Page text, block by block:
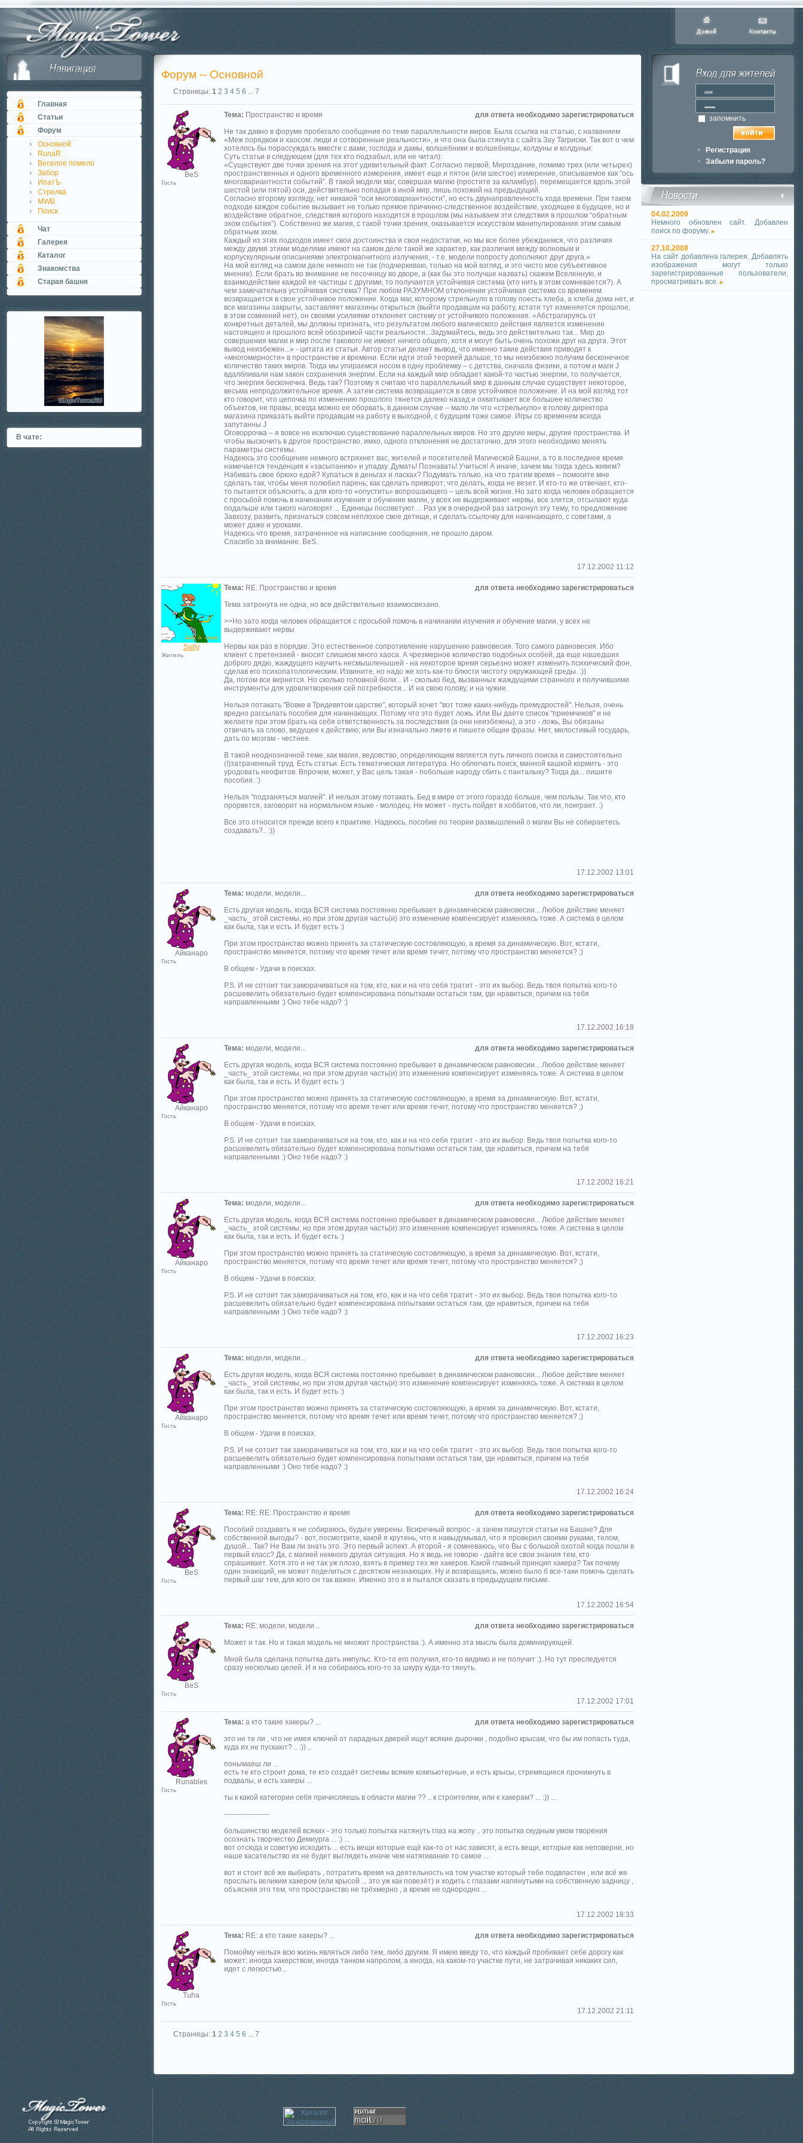
Главная
Статьи
Форум
Основной
RunaR
Веселое помело
Забор
ИпатЪ
Стрелка
MWB
Поиск
Чат
Галерея
Каталог
Знакомства
Старая башня
В чате:
Форум -- Основной
Страницы: 1 2 3 4 5 6 ... 7
BeS
Гость
Тема: Пространство и время
для ответа необходимо зарегистрироваться
Не так давно в форуме пробегало сообщение по теме параллельности миров. Была ссылка на статью, с названием
«Меж порядком и хаосом: люди и сотворенные реальности», и что она была стянута с сайта Зау Тагриски. Так вот о чем
хотелось бы порассуждать вместе с вами, господа и дамы, волшебники и волшебницы, колдуны и колдуньи:
Суть статьи в следующем (для тех кто подзабыл, или не читал):
«Существуют две точки зрения на этот удивительный факт. Согласно первой, Мироздание, помимо трех (или четырех)
пространственных и одного временного измерения, имеет еще и пятое (или шестое) измерение, описываемое как “ось
многовариантности событий”. В такой модели маг, совершая магию (простите за каламбур), перемещается вдоль этой
шестой (или пятой) оси, действительно попадая в иной мир, лишь похожий на предыдущий.
Согласно второму взгляду, нет никакой “оси многовариантности”, но есть двунаправленность хода времени. При таком
подходе каждое событие вызывает не только прямое причинно-следственное воздействие, уходящее в будущее, но и
воздействие обратное, следствия которого находятся в прошлом (мы называем эти следствия в прошлом “обратным
эхом события”). Собственно же магия, с такой точки зрения, оказывается искусством манипулирования этим самым
обратным эхом.
Каждый из этих подходов имеет свои достоинства и свои недостатки, но мы все более убеждаемся, что различия
между двумя этими моделями имеют на самом деле такой же характер, как различия между волновым и
корпускулярным описаниями электромагнитного излучения, - т.е. модели попросту дополняют друг друга.»
На мой взгляд на самом деле немного не так (подчеркиваю, только на мой взгляд, и это чисто мое субъективное
мнение). Если брать во внимание не песочницу во дворе, а (как бы это получше назвать) скажем Вселенную, и
взаимодействие каждой ее частицы с другими, то получается устойчивая система (кто нить в этом сомневается?). А
чем замечательна устойчивая система? При любом РАЗУМНОМ отклонении устойчивая система со временем
возвращается в свое устойчивое положение. Когда маг, которому стрельнуло в голову поесть хлеба, а хлеба дома нет, и
все магазины закрыты, заставляет магазины открыться (выйти продавцам на работу, кстати тут изменяется прошлое,
в этом сомнений нет), он своими усилиями отклоняет систему от устойчивого положения. «Абстрагируясь от
конкретных деталей, мы должны признать, что результатом любого магического действия является изменение
настоящего и прошлого всей обозримой части реальности...Задумайтесь, ведь это действительно так... Мир до
совершения магии и мир после такового не имеют ничего общего, хотя и могут быть очень похожи друг на друга. Этот
вывод неизбежен...» - цитата из статьи. Автор статьи делает вывод, что именно такие действия приводят к
«многомирности» в пространстве и времени. Если идти этой теорией дальше, то мы неизбежно получим бесконечное
количество таких миров. Тогда мы упираемся носом в одну проблемку – с детства, сначала физики, а потом и маги J
вдалбливали нам закон сохранения энергии. Если на каждый мир обладает какой-то частью энергии, то получается,
что энергия бесконечна. Ведь так? Поэтому я считаю что параллельный мир в данным случае существует некоторое,
весьма непродолжительное время. А затем система возвращается в свое устойчивое положение. И на мой взгляд тот
кто говорит, что цепочка по изменению прошлого тянется далеко назад и охватывает все большее количество
объектов, не правы, всегда можно ее оборвать, в данном случае – мало ли что «стрельнуло» в голову директора
магазина приказать выйти продавцам на работу в выходной, с будущим тоже самое. Игры со временем всегда
запутанны J
Оговоррочка – я вовсе не исключаю существование параллельных миров. Но это другие миры, другие пространства. И
чтобы выскочить в другое пространство, имхо, одного отклонения не достаточно, для этого необходимо менять
параметры системы.
Надеюсь это сообщение немного встряхнет вас, жителей и посетителей Магической Башни, а то в последнее время
намечается тенденция к «засыпанию» и упадку. Думать! Познавать! Учиться! А иначе, зачем мы тогда здесь живем?
Набивать свое брюхо едой? Купаться в деньгах и ласках? Подумать только, на что тратим время – помогите мне
сделать так, чтобы меня полюбил парень; как сделать приворот; что делать, когда не везет. И кто-то же отвечает, кто-
то пытается объяснить, а для кого-то «опустить» вопрошающего – цель всей жизни. Но зато когда человек обращается
с просьбой помочь в начинании изучения и обучение магии, у всех не выдерживают нервы, все злятся, отсылают куда
подальше или такого наговорят… Единицы посоветуют… Раз уж в очередной раз затронул эту тему, то предложение
Завхозу, развить, признаться совсем неплохое свое детище, и сделать ссылочку для начинающего, с советами, а
может даже и уроками.
Надеюсь что время, затраченное на написание сообщения, не прошло даром.
Спасибо за внимание. BeS.
17.12.2002 11:12
Sally
Житель
Тема: RE: Пространство и время
для ответа необходимо зарегистрироваться
Тема затронута не одна, но все действительно взаимосвязано.
>>Но зато когда человек обращается с просьбой помочь в начинании изучения и обучение магии, у всех не
выдерживают нервы
Нервы как раз в порядке. Это естественное сопротивление нарушению равновесия. Того самого равновесия. Ибо
клиент с претензией - вносит слишком много хаоса. А чрезмерное количество подобных особей, да еще нашедших
доброго дядю, жаждущего научить несмышленышей - на некоторое время серьезно может изменить психический фон,
сделав его психопатологическим. Извините, но надо же хоть как-то блюсти чистоту окружающей среды. :))
Да, потом все вернется. Но сколько головной боли... И - сколько бед, вызванных жаждущими странного и получившими
инструменты для удовлетворения сей потребности... И на свою голову, и на чужие.
Нельзя потакать "Вовке в Тридевятом царстве", который хочет "вот тоже каких-нибудь премудростей". Нельзя, очень
вредно рассылать пособия для начинающих. Потому что это будет ложь. Или Вы даете список "приемчиков" и не
желаете при этом брать на себя ответственность за последствия (а они неизбежны), а это - ложь, Вы обязаны
отвечать за слово, ведущее к действию; или Вы изначально лжете и пишете общие фразы. Нет, милостивый государь,
дать по мозгам - честнее.
В такой неоднозначной теме, как магия, ведовство, определяющим является путь личного поиска и самостоятельно
(!)затраченный труд. Есть статьи. Есть тематическая литература. Но облегчать поиск, манной кашкой кормить - это
уродовать неофитов. Впрочем, может, у Вас цель такая - побольше народу сбить с панталыку? Тогда да... пишите
пособия. :)
Нельзя "подзаняться магией". И нельзя этому потакать. Бед в мире от этого гораздо больше, чем пользы. Так что, кто
прорвется, заговорит на нормальном языке - молодец. Не может - пусть пойдет в хоббитов, что ли, поиграет. :)
Все это относится прежде всего к практике. Надеюсь, пособие по теории размышлений о магии Вы не собираетесь
создавать?.. :))
17.12.2002 13:01
Айканаро
Гость
Тема: модели, модели...
для ответа необходимо зарегистрироваться
Есть другая модель, когда ВСЯ система постоянно пребывает в динамическом равновесии... Любое действие меняет
_часть_ этой системы, но при этом другая часть(и) это изменение компенсирует изменяясь тоже. А система в целом
как была, так и есть. И будет есть :)
При этом пространство можно принять за статическую состовляющую, а время за динамическую. Вот, кстати,
пространство меняется, потому что время течет или время течет, потому что пространство меняется? ;)
В общем - Удачи в поисках.
P.S. И не сотоит так заморачиваться на том, кто, как и на что себя тратит - это их выбор. Ведь твоя попытка кого-то
расшевелить обязательно будет компенсирована попытками остаться там, где нравиться, причем на тебя
направленными :) Оно тебе надо? :)
17.12.2002 16:18
Айканаро
Гость
Тема: модели, модели...
для ответа необходимо зарегистрироваться
Есть другая модель, когда ВСЯ система постоянно пребывает в динамическом равновесии... Любое действие меняет
_часть_ этой системы, но при этом другая часть(и) это изменение компенсирует изменяясь тоже. А система в целом
как была, так и есть. И будет есть :)
При этом пространство можно принять за статическую состовляющую, а время за динамическую. Вот, кстати,
пространство меняется, потому что время течет или время течет, потому что пространство меняется? ;)
В общем - Удачи в поисках.
P.S. И не сотоит так заморачиваться на том, кто, как и на что себя тратит - это их выбор. Ведь твоя попытка кого-то
расшевелить обязательно будет компенсирована попытками остаться там, где нравиться, причем на тебя
направленными :) Оно тебе надо? :)
17.12.2002 16:21
Айканаро
Гость
Тема: модели, модели...
для ответа необходимо зарегистрироваться
Есть другая модель, когда ВСЯ система постоянно пребывает в динамическом равновесии... Любое действие меняет
_часть_ этой системы, но при этом другая часть(и) это изменение компенсирует изменяясь тоже. А система в целом
как была, так и есть. И будет есть :)
При этом пространство можно принять за статическую состовляющую, а время за динамическую. Вот, кстати,
пространство меняется, потому что время течет или время течет, потому что пространство меняется? ;)
В общем - Удачи в поисках.
P.S. И не сотоит так заморачиваться на том, кто, как и на что себя тратит - это их выбор. Ведь твоя попытка кого-то
расшевелить обязательно будет компенсирована попытками остаться там, где нравиться, причем на тебя
направленными :) Оно тебе надо? :)
17.12.2002 16:23
Айканаро
Гость
Тема: модели, модели...
для ответа необходимо зарегистрироваться
Есть другая модель, когда ВСЯ система постоянно пребывает в динамическом равновесии... Любое действие меняет
_часть_ этой системы, но при этом другая часть(и) это изменение компенсирует изменяясь тоже. А система в целом
как была, так и есть. И будет есть :)
При этом пространство можно принять за статическую состовляющую, а время за динамическую. Вот, кстати,
пространство меняется, потому что время течет или время течет, потому что пространство меняется? ;)
В общем - Удачи в поисках.
P.S. И не сотоит так заморачиваться на том, кто, как и на что себя тратит - это их выбор. Ведь твоя попытка кого-то
расшевелить обязательно будет компенсирована попытками остаться там, где нравиться, причем на тебя
направленными :) Оно тебе надо? :)
17.12.2002 16:24
BeS
Гость
Тема: RE: RE: Пространство и время
для ответа необходимо зарегистрироваться
Пособий создавать я не собираюсь, будьте уверены. Всиречный вопрос - а зачем пишутся статьи на Башне? Для
собственной выгоды? - вот, посмотрите, какой я крутень, что я навыдумывал, что я проверил своими руками, телом,
душой... Так? Не Вам ли знать это. Это первый аспект. А второй - я сомневаюсь, что Вы с большой охотой когда пошли в
первый класс? Да, с магией немного другая ситуация. Но я ведь не говорю - дайте все свои знания тем, кто
спрашивает. Хотя это и не так уж плохо, взять в пример тех же хакеров. Какой главный принцип хакера? Так почему
один знающий, не может поделиться с десятком незнающих. Ну и возвращаясь, можно было б все-таки помочь сделать
первый шаг тем, для кого он так важен. Именно это я и пытался сказать в предыдущем письме.
17.12.2002 16:54
BeS
Гость
Тема: RE: модели, модели...
для ответа необходимо зарегистрироваться
Может и так. Но и такая модель не множит пространства :). А именно эта мысль была доминирующей.
Мной была сделана попытка дать импульс. Кто-то его получил, кто-то видимо и не получит :). Но тут преследуется
сразу несколько целей. И я не собираюсь кого-то за шкуру куда-то тянуть.
17.12.2002 17:01
Runables
Гость
Тема: а кто такие хакеры? ...
для ответа необходимо зарегистрироваться
это не те ли , что не имея ключей от парадных дверей ищут всякие дырочки , подобно крысам, что бы им попасть туда,
куда их не пускают? .. :)) ..
понымаеш ли ...
есть те кто строит дома, те кто создаёт системы всякие компьютерные, и есть крысы, стремящиеся проникнуть в
подвалы, и есть хакеры ...
ты к какой категории себя причисляешь в области магии ?? .. к строителям, или к хакерам? ... :)) ...
-------------------
большинство моделей всяких - это только попытка натянуть глаз на жопу .. это попытка скудным умом творения
осознать творчество Демиурга ... :) ...
вот отсюда и советую исходить ... есть вещи которые ещё как-то от нас зависят, а есть вещи, которые как неповерни, но
наше касательство их не будет выглядеть иначе чем натягивание то самое ...
вот и стоит всё же выбирать , потратить время на деятельность на том участке который тебе подвластен , или всё же
прослыть великим хакером (или крысой ... это уж как повезёт) и ходить с глазами напянутыми на собственную задницу ,
объясняя это тем, что пространство не трёхмерно , а время не однородно ...
17.12.2002 18:33
Tuha
Гость
Тема: RE: а кто такие хакеры? ...
для ответа необходимо зарегистрироваться
Помойму нельзя всю жизнь являться либо тем, либо другим. Я имею введу то, что каждый пробивает себе дорогу как
может: иногда хакерством, иногда танком напролом, а иногда, на каком-то участке пути, не затрачивая никаких сил,
идет с легкостью...
17.12.2002 21:11
Страницы: 1 2 3 4 5 6 ... 7
запомнить
Регистрация
Забыли пароль?
04.02.2009
Немного обновлен сайт. Добавлен
поиск по форуму.
27.10.2008
На сайт добавлена галерея. Добавлять
изображения могут только
зарегистрированные пользователи,
просматривать все.